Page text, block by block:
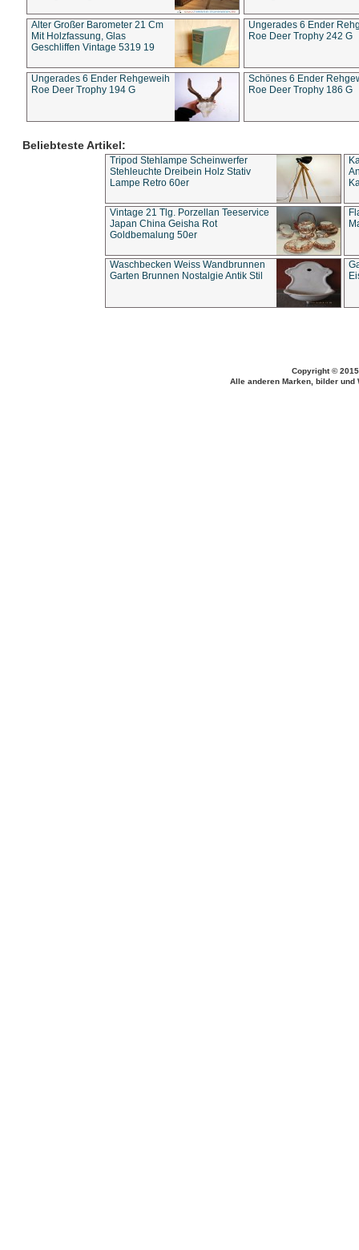
Alter Großer Barometer 21 Cm
Mit Holzfassung, Glas
Geschliffen Vintage 5319 19
Ungerades 6 Ender
Roe Deer Trophy 242 G
Ungerades 6 Ender Rehgeweih
Roe Deer Trophy 194 G
Schönes 6 Ender
Roe Deer Trophy 186 G
Beliebteste Artikel:
Tripod Stehlampe Scheinwerfer
Stehleuchte Dreibein Holz Stativ
Lampe Retro 60er
Vintage 21 Tlg. Porzellan Teeservice
Japan China Geisha Rot
Goldbemalung 50er
Waschbecken Weiss Wandbrunnen
Garten Brunnen Nostalgie Antik Stil
Copyright ©
Alle anderen Marken, bilder und